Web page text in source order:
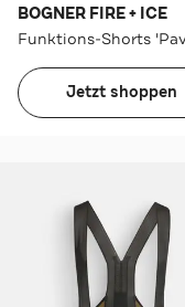
BOGNER FIRE + ICE
Jetzt shoppen